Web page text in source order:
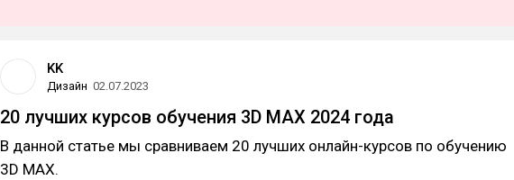
KK
Дизайн 02.07.2023
20 лучших курсов обучения 3D MAX 2024 года
В данной статье мы сравниваем 20 лучших онлайн-курсов по обучению
3D MAX.